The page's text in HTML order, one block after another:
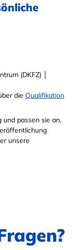
(DKFZ) │
die Qualifikation
passen sie an,
unsere